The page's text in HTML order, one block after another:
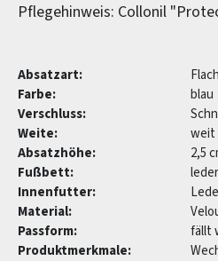
Pflegehinweis: Collonil
Absatzart:
Flach
Farbe:
blau
Verschluss:
Weite:
weit
Absatzhöhe:
2,5
Fußbett:
Innenfutter:
Material:
Passform:
fällt
Produktmerkmale: